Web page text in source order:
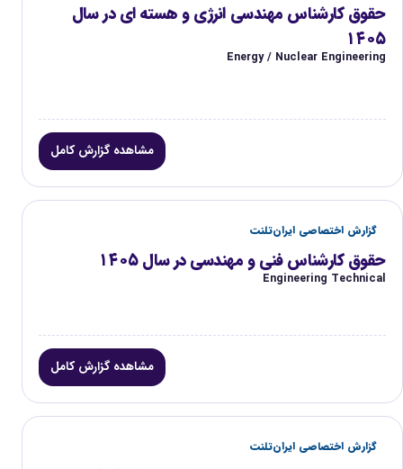
حقوق کارشناس مهندسی انرژی و هسته ای در سال
۱۴۰۵
Energy / Nuclear Engineering
مشاهده گزارش کامل
گزارش اختصاصی ایران‌تلنت
حقوق کارشناس فنی و مهندسی در سال ۱۴۰۵
Engineering Technical
مشاهده گزارش کامل
گزارش اختصاصی ایران‌تلنت